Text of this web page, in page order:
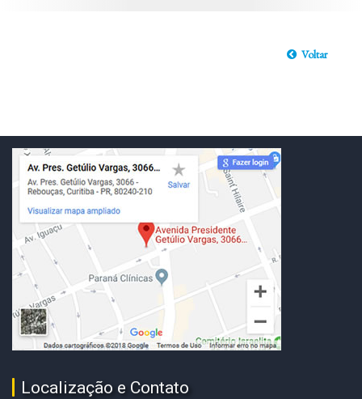
Voltar
Localização e Contato